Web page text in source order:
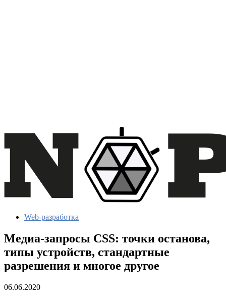
Web-разработка
Медиа-запросы CSS: точки останова,
типы устройств, стандартные
разрешения и многое другое
06.06.2020